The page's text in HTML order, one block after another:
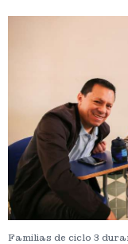
Familias de ciclo 3